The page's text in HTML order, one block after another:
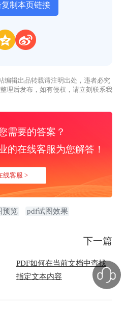
复制本页链接
编辑出品转载请注明出处，违者必究
理后发布，如有侵权，请立刻联系我
需要的答案？
的在线客服为您解答！
线客服 >
预览 pdf试图效果
下一篇
PDF如何在当前文档中查找
指定文本内容